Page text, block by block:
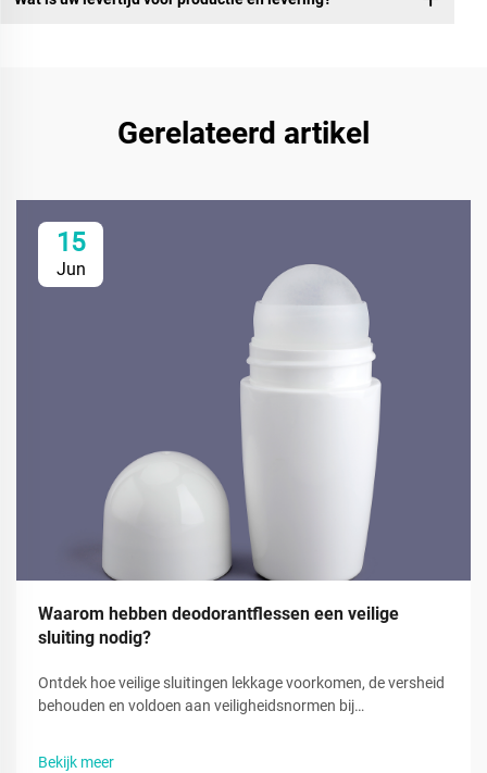
Gerelateerd artikel
15
Jun
Waarom hebben deodorantflessen een veilige
sluiting nodig?
Ontdek hoe veilige sluitingen lekkage voorkomen, de versheid
behouden en voldoen aan veiligheidsnormen bij
het vertrouwen van consumenten. Meer informatie.
Bekijk meer